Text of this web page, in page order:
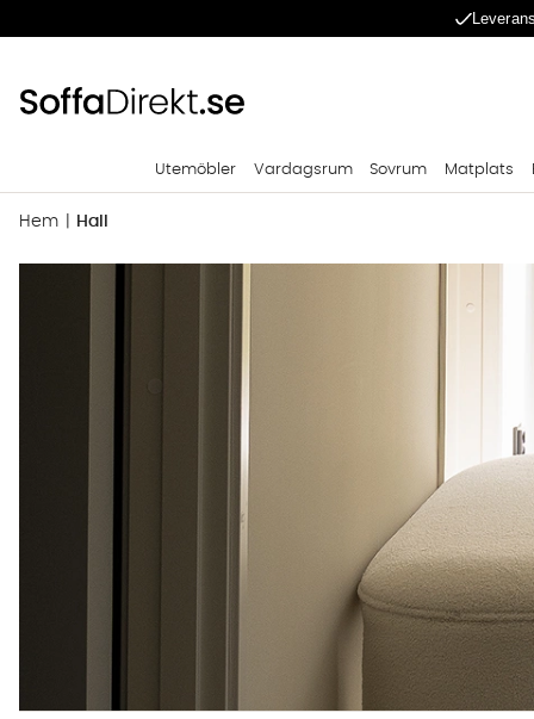
Utemöbler Vardagsrum Sovrum Matplats
Hem Hall